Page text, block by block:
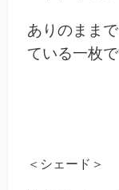
ありのまま
ている一枚で
＜シェード＞